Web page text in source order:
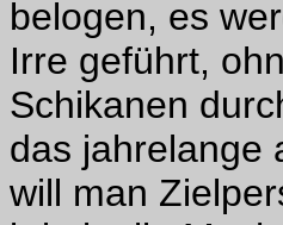
belogen, es
Irre geführt,
Schikanen
das jahrelange
will man